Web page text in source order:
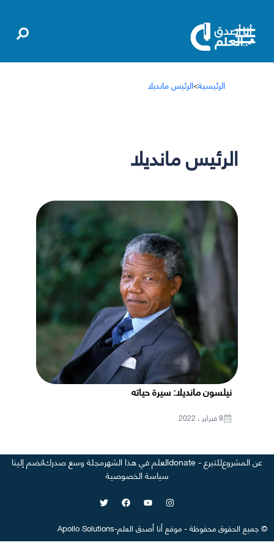
الرئيسية>الرئيس مانديلا
الرئيس مانديلا
نيلسون مانديلا: سيرة حياته
8 فبراير ، 2022
عن المشروعللتبرع - donate العلم في هذا الشهرمجلة وسع صدركانضم إلينا
سياسة الخصوصية
©جميع الحقوق محفوظة-موقع أنا أصدق العلم-
Apollo Solutions